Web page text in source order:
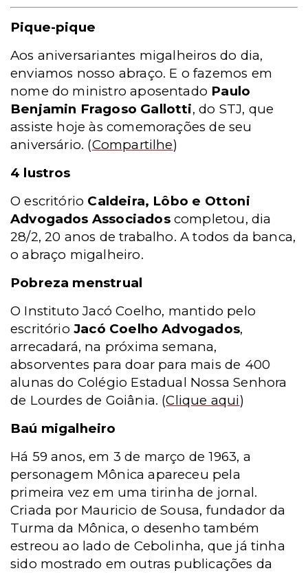
Pique-pique
Aos aniversariantes migalheiros do dia,
enviamos nosso abraço. E o fazemos em
nome do ministro aposentado Paulo
Benjamin Fragoso Gallotti, do STJ, que
assiste hoje às comemorações de seu
aniversário. (Compartilhe)
4 lustros
O escritório Caldeira, Lôbo e Ottoni
Advogados Associadoscompletou, dia
28/2, 20 anos de trabalho. A todos da banca,
o abraço migalheiro.
Pobreza menstrual
O Instituto Jacó Coelho, mantido pelo
escritórioJacó Coelho Advogados,
arrecadará, na próxima semana,
absorventes para doar para mais de 400
alunas do Colégio Estadual Nossa Senhora
de Lourdes de Goiânia. (Clique aqui)
Baú migalheiro
Há 59 anos, em 3 de março de 1963, a
personagem Mônica apareceu pela
primeira vez em uma tirinha de jornal.
Criada por Mauricio de Sousa, fundador da
Turma da Mônica, o desenho também
estreou ao lado de Cebolinha, que já tinha
sido mostrado em outras publicações da